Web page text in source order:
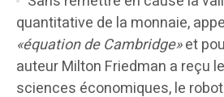
quantitative de la monnaie,
«équation de Cambridge»et
auteur Milton Friedman a reçu
sciences économiques, le